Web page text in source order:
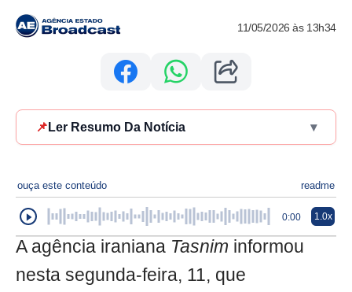
11/05/2026 às 13h34
📌 Ler Resumo Da Notícia ▾
ouça este conteúdo readme
0:00 1.0x
A agência iraniana Tasnim informou
nesta segunda-feira, 11, que